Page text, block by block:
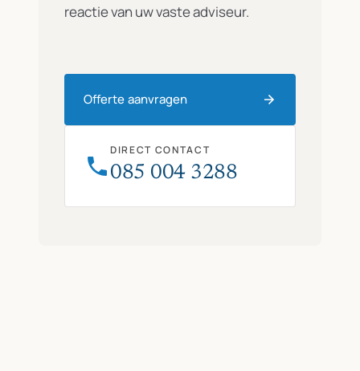
reactie van uw vaste adviseur.
Offerte aanvragen
DIRECT CONTACT
085 004 3288